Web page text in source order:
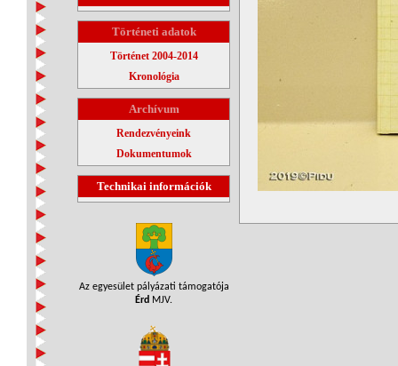
Történeti adatok
Történet 2004-2014
Kronológia
Archívum
Rendezvényeink
Dokumentumok
Technikai információk
Az egyesület pályázati támogatója
Érd MJV.